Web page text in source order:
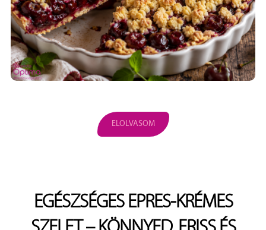
ELOLVASOM
EGÉSZSÉGES EPRES-KRÉMES